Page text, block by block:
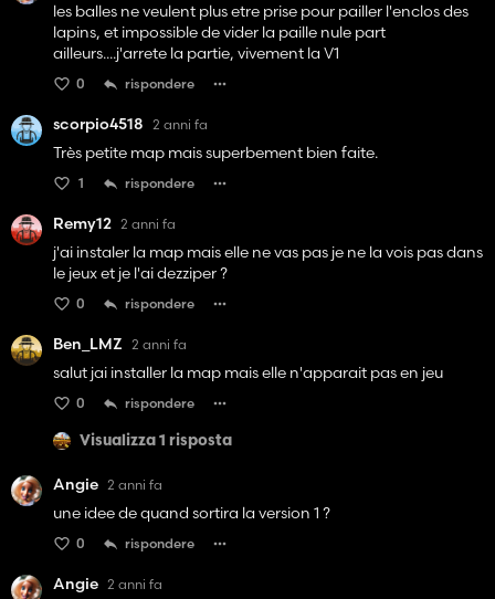
les balles ne veulent plus etre prise pour pailler l'enclos des
lapins, et impossible de vider la paille nule part
ailleurs....j'arrete la partie, vivement la V1
0 rispondere
scorpio4518 2 anni fa
Très petite map mais superbement bien faite.
1 rispondere
Remy12 2 anni fa
j'ai instaler la map mais elle ne vas pas je ne la vois pas dans
le jeux et je l'ai dezziper ?
0 rispondere
Ben_LMZ 2 anni fa
salut jai installer la map mais elle n'apparait pas en jeu
0 rispondere
Visualizza 1 risposta
Angie 2 anni fa
une idee de quand sortira la version 1 ?
0 rispondere
Angie 2 anni fa